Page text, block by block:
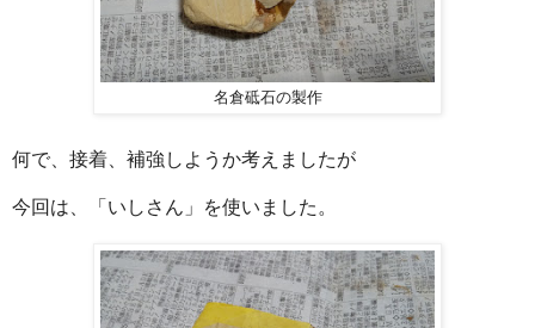
名倉砥石の製作
何で、接着、補強しようか考えましたが
今回は、「いしさん」を使いました。